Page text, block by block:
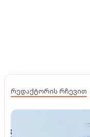
რედაქტორის რჩევით